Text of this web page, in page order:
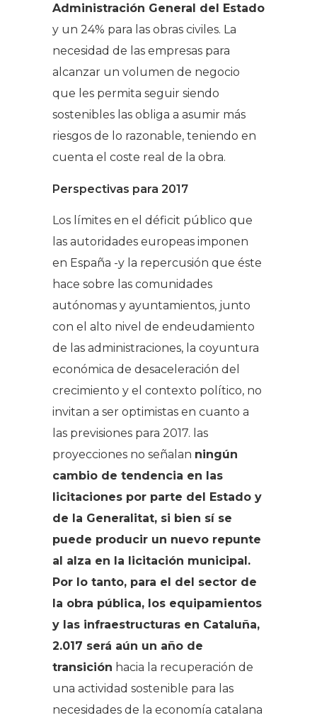
Administración General del Estado
y un 24% para las obras civiles. La
necesidad de las empresas para
alcanzar un volumen de negocio
que les permita seguir siendo
sostenibles las obliga a asumir más
riesgos de lo razonable, teniendo en
cuenta el coste real de la obra.
Perspectivas para 2017
Los límites en el déficit público que
las autoridades europeas imponen
en España -y la repercusión que éste
hace sobre las comunidades
autónomas y ayuntamientos, junto
con el alto nivel de endeudamiento
de las administraciones, la coyuntura
económica de desaceleración del
crecimiento y el contexto político, no
invitan a ser optimistas en cuanto a
las previsiones para 2017. las
proyecciones no señalan ningún
cambio de tendencia en las
licitaciones por parte del Estado y
de la Generalitat, si bien sí se
puede producir un nuevo repunte
al alza en la licitación municipal.
Por lo tanto, para el del sector de
la obra pública, los equipamientos
y las infraestructuras en Cataluña,
2.017 será aún un año de
transición hacia la recuperación de
una actividad sostenible para las
necesidades de la economía catalana